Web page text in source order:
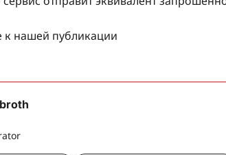
к нашей публикации